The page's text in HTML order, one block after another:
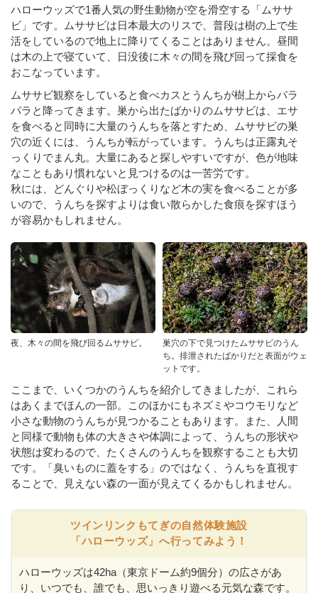
ハローウッズで1番人気の野生動物が空を滑空する「ムササ
ビ」です。ムササビは日本最大のリスで、普段は樹の上で生
活をしているので地上に降りてくることはありません。昼間
は木の上で寝ていて、日没後に木々の間を飛び回って採食を
おこなっています。
ムササビ観察をしていると食べカスとうんちが樹上からパラ
パラと降ってきます。巣から出たばかりのムササビは、エサ
を食べると同時に大量のうんちを落とすため、ムササビの巣
穴の近くには、うんちが転がっています。うんちは正露丸そ
っくりでまん丸。大量にあると探しやすいですが、色が地味
なこともあり慣れないと見つけるのは一苦労です。
秋には、どんぐりや松ぼっくりなど木の実を食べることが多
いので、うんちを探すよりは食い散らかした食痕を探すほう
が容易かもしれません。
夜、木々の間を飛び回るムササビ。
巣穴の下で見つけたムササビのうん
ち。排泄されたばかりだと表面がウェ
ットです。
ここまで、いくつかのうんちを紹介してきましたが、これら
はあくまでほんの一部。このほかにもネズミやコウモリなど
小さな動物のうんちが見つかることもあります。また、人間
と同様で動物も体の大きさや体調によって、うんちの形状や
状態は変わるので、たくさんのうんちを観察することも大切
です。「臭いものに蓋をする」のではなく、うんちを直視す
ることで、見えない森の一面が見えてくるかもしれません。
ツインリンクもてぎの自然体験施設
「ハローウッズ」へ行ってみよう！
ハローウッズは42ha（東京ドーム約9個分）の広さがあ
り、いつでも、誰でも、思いっきり遊べる元気な森です。